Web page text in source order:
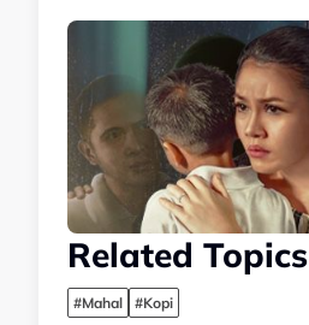
Related Topics
#Mahal #Kopi